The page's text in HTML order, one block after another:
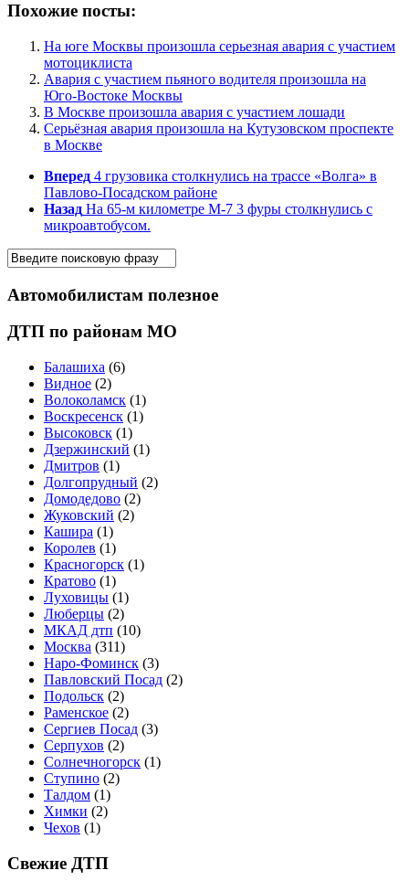
Похожие посты:
На юге Москвы произошла серьезная авария с участием
мотоциклиста
Авария с участием пьяного водителя произошла на
Юго-Востоке Москвы
В Москве произошла авария с участием лошади
Серьёзная авария произошла на Кутузовском проспекте
в Москве
Вперед 4 грузовика столкнулись на трассе «Волга» в
Павлово-Посадском районе
Назад На 65-м километре М-7 3 фуры столкнулись с
микроавтобусом.
Автомобилистам полезное
ДТП по районам МО
Балашиха (6)
Видное (2)
Волоколамск (1)
Воскресенск (1)
Высоковск (1)
Дзержинский (1)
Дмитров (1)
Долгопрудный (2)
Домодедово (2)
Жуковский (2)
Кашира (1)
Королев (1)
Красногорск (1)
Кратово (1)
Луховицы (1)
Люберцы (2)
МКАД дтп (10)
Москва (311)
Наро-Фоминск (3)
Павловский Посад (2)
Подольск (2)
Раменское (2)
Сергиев Посад (3)
Серпухов (2)
Солнечногорск (1)
Ступино (2)
Талдом (1)
Химки (2)
Чехов (1)
Свежие ДТП